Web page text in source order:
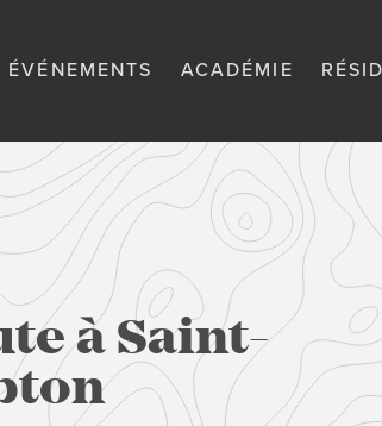
ACADÉMIE
à Saint-